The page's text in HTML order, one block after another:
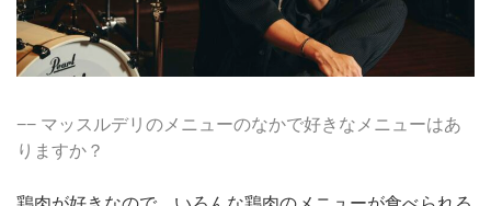
−− マッスルデリのメニューのなかで好きなメニューはあ
りますか？